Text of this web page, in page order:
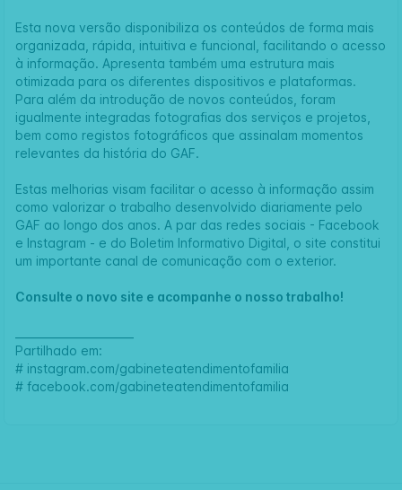
Esta nova versão disponibiliza os conteúdos de forma mais
organizada, rápida, intuitiva e funcional, facilitando o acesso
à informação. Apresenta também uma estrutura mais
otimizada para os diferentes dispositivos e plataformas.
Para além da introdução de novos conteúdos, foram
igualmente integradas fotografias dos serviços e projetos,
bem como registos fotográficos que assinalam momentos
relevantes da história do GAF.
Estas melhorias visam facilitar o acesso à informação assim
como valorizar o trabalho desenvolvido diariamente pelo
GAF ao longo dos anos. A par das redes sociais - Facebook
e Instagram - e do Boletim Informativo Digital , o site constitui
um importante canal de comunicação com o exterior.
Consulte o novo site e acompanhe o nosso trabalho!
Partilhado em:
# instagram.com/gabineteatendimentofamilia
# facebook.com/gabineteatendimentofamilia